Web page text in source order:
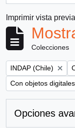
Imprimir vista previa
Colecciones
Remove filter:
INDAP (Chile)
Remove filter:
Con objetos digitales
Opciones